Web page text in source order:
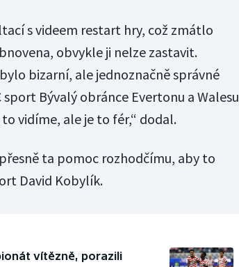
s videem restart hry, což zmátlo
obvykle ji nelze zastavit.
bizarní, ale jednoznačně správné
Bývalý obránce Evertonu a Walesu
vidíme, ale je to fér,“ dodal.
ta pomoc rozhodčímu, aby to
David Kobylík.
vítězně, porazili